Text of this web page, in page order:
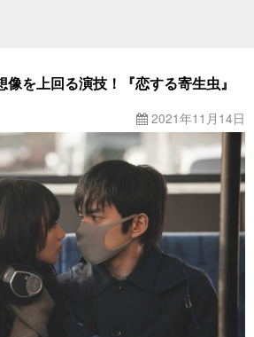
を上回る演技！『恋する寄生虫』
2021年11月14日